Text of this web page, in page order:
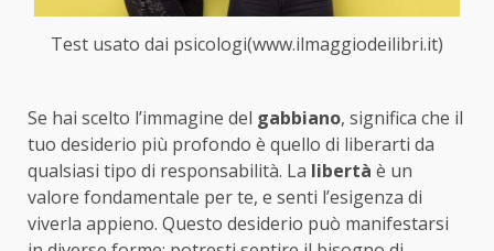
Test usato dai psicologi(www.ilmaggiodeilibri.it)
Se hai scelto l’immagine del gabbiano, significa che il
tuo desiderio più profondo è quello di liberarti da
qualsiasi tipo di responsabilità. La libertà è un
valore fondamentale per te, e senti l’esigenza di
viverla appieno. Questo desiderio può manifestarsi